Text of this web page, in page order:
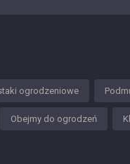
ogrodzeniowe
Obejmy do ogrodzeń